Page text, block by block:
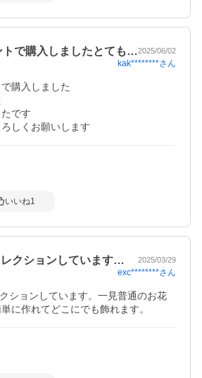
トで購入しましたとても…2025/06/02
kak********さん
購入しました
です
しくお願いします
いいね1
クションしています… 2025/03/29
exc********さん
ションしています。一見普通のお花
に作れてどこにでも飾れます。